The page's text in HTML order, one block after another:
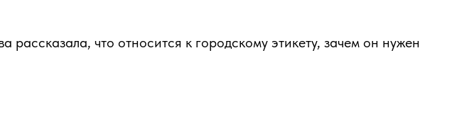
что относится к городскому этикету, зачем он нужен